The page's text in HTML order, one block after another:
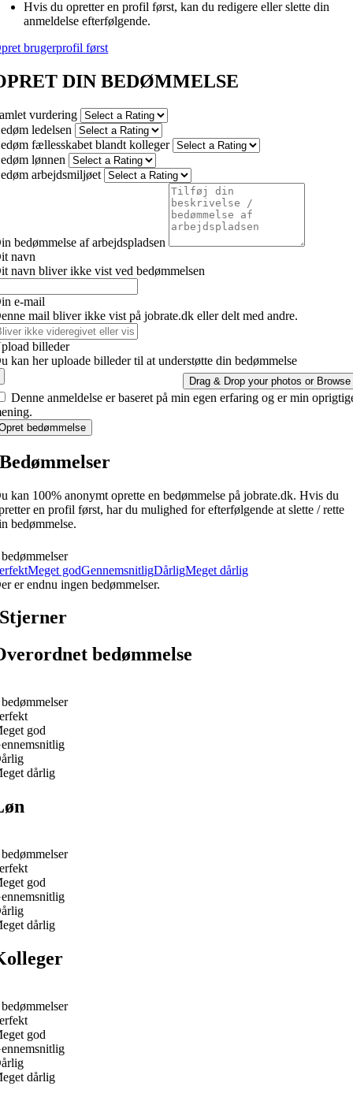
Hvis du opretter en profil først, kan du redigere eller slette din
anmeldelse efterfølgende.
brugerprofil først
DIN BEDØMMELSE
vurdering
ledelsen
fællesskabet blandt kolleger
lønnen
arbejdsmiljøet
bedømmelse af arbejdspladsen
navn
navn bliver ikke vist ved bedømmelsen
e-mail
mail bliver ikke vist på jobrate.dk eller delt med andre.
billeder
kan her uploade billeder til at understøtte din bedømmelse
Drag & Drop your photos or Browse
Denne anmeldelse er baseret på min egen erfaring og er min
bedømmelse
Bedømmelser
kan 100% anonymt oprette en bedømmelse på jobrate.dk. Hvis du
en profil først, har du mulighed for efterfølgende at slette / rette
bedømmelse.
Meget godGennemsnitligDårligMeget dårlig
er endnu ingen bedømmelser.
Stjerner
bedømmelse
god
dårlig
god
dårlig
god
dårlig